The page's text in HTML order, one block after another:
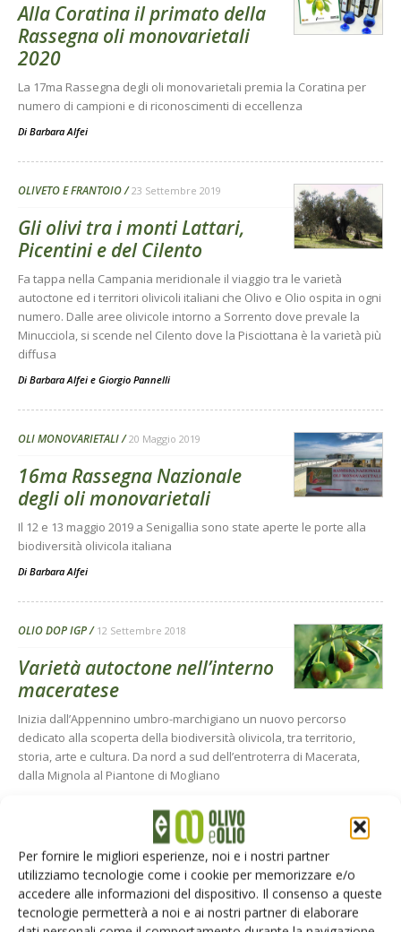
Per fornire le migliori esperienze, noi e i nostri partner
utilizziamo tecnologie come i cookie per memorizzare e/o
accedere alle informazioni del dispositivo. Il consenso a queste
tecnologie permetterà a noi e ai nostri partner di elaborare
Alla Coratina il primato della
Rassegna oli monovarietali
2020
La 17ma Rassegna degli oli monovarietali premia la Coratina per
numero di campioni e di riconoscimenti di eccellenza
Di Barbara Alfei
OLIVETO E FRANTOIO 23 Settembre 2019
Gli olivi tra i monti Lattari,
Picentini e del Cilento
Fa tappa nella Campania meridionale il viaggio tra le varietà
autoctone ed i territori olivicoli italiani che Olivo e Olio ospita in ogni
numero. Dalle aree olivicole intorno a Sorrento dove prevale la
Minucciola, si scende nel Cilento dove la Pisciottana è la varietà più
diffusa
Di Barbara Alfei e Giorgio Pannelli
OLI MONOVARIETALI 20 Maggio 2019
16ma Rassegna Nazionale
degli oli monovarietali
Il 12 e 13 maggio 2019 a Senigallia sono state aperte le porte alla
biodiversità olivicola italiana
Di Barbara Alfei
OLIO DOP IGP 12 Settembre 2018
Varietà autoctone nell’interno
maceratese
Inizia dall’Appennino umbro-marchigiano un nuovo percorso
dedicato alla scoperta della biodiversità olivicola, tra territorio,
storia, arte e cultura. Da nord a sud dell’entroterra di Macerata,
dalla Mignola al Piantone di Mogliano
OLI MONOVARIETALI 18 Aprile 2018
La Rassegna Nazionale degli
Oli Monovarietali a Fico